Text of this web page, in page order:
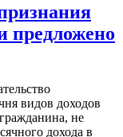
предложено
видов доходов
не
дохода в